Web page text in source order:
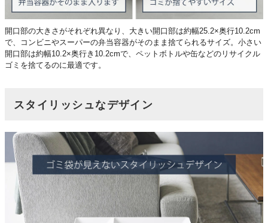
開口部の大きさがそれぞれ異なり、大きい開口部は約幅25.2×奥行10.2cm
で、コンビニやスーパーの弁当容器がそのまま捨てられるサイズ。小さい
開口部は約幅10.2×奥行き10.2cmで、ペットボトルや缶などのリサイクル
ゴミを捨てるのに最適です。
スタイリッシュなデザイン